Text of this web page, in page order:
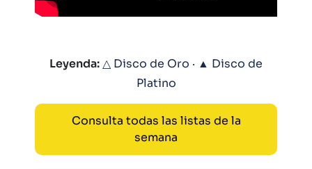
Leyenda:△ Disco de Oro · ▲ Disco de
Platino
Consulta todas las listas de la
semana